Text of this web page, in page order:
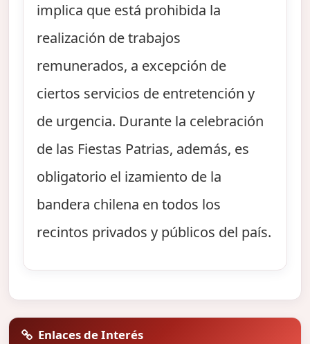
implica que está prohibida la
realización de trabajos
remunerados, a excepción de
ciertos servicios de entretención y
de urgencia. Durante la celebración
de las Fiestas Patrias, además, es
obligatorio el izamiento de la
bandera chilena en todos los
recintos privados y públicos del país.
Enlaces de Interés